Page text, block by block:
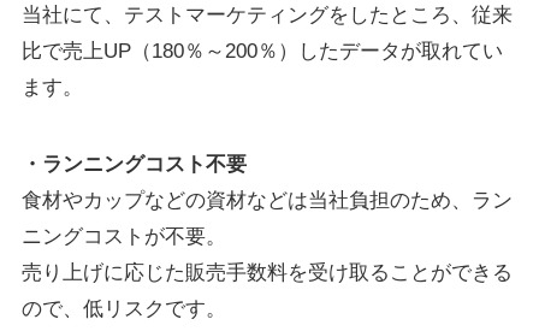
当社にて、テストマーケティングをしたところ、従来
比で売上UP（180％～200％）したデータが取れてい
ます。
・ランニングコスト不要
食材やカップなどの資材などは当社負担のため、ラン
ニングコストが不要。
売り上げに応じた販売手数料を受け取ることができる
ので、低リスクです。